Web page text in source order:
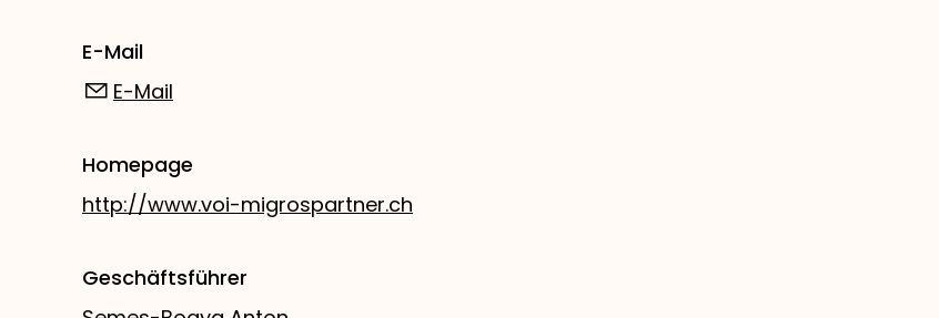
E-Mail
E-Mail
Homepage
http://www.voi-migrospartner.ch
Geschäftsführer